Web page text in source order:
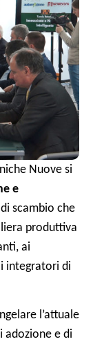
Nuove si
e
scambio che
produttiva
ai
integratori di
l’attuale
adozione e di